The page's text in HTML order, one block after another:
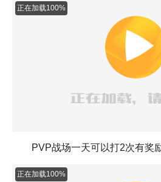
正在加载100%
PVP战场一天可以打2次有奖
正在加载100%